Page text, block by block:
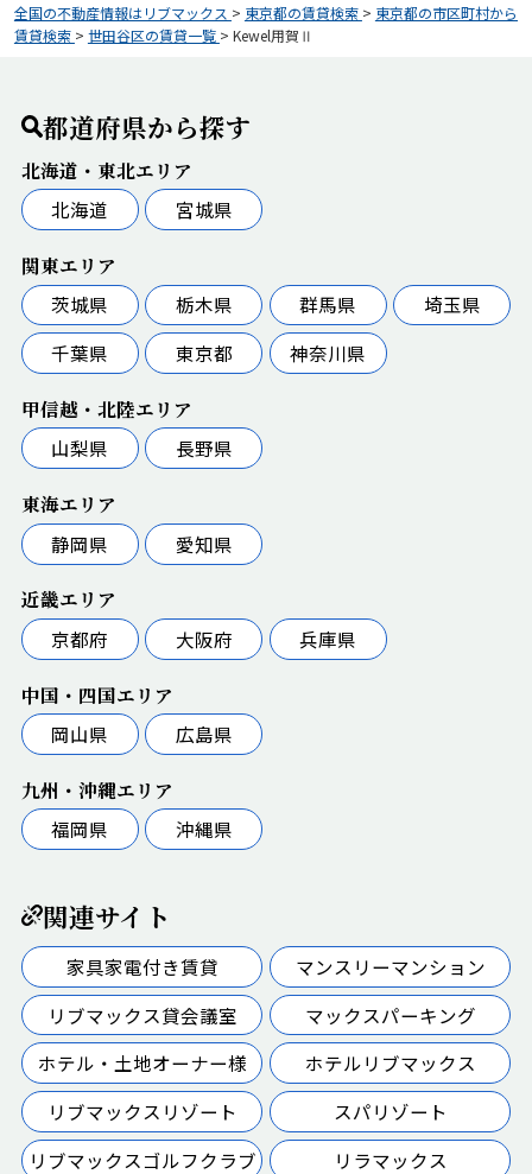
全国の不動産情報はリブマックス > 東京都の賃貸検索 > 東京都の市区町村から
賃貸検索 > 世田谷区の賃貸一覧 > Kewel用賀Ⅱ
都道府県から探す
北海道・東北エリア
北海道
宮城県
関東エリア
茨城県
栃木県 群馬県
埼玉県
千葉県
東京都 神奈川県
甲信越・北陸エリア
山梨県
長野県
東海エリア
静岡県
愛知県
近畿エリア
京都府
大阪府 兵庫県
中国・四国エリア
岡山県
広島県
九州・沖縄エリア
福岡県
沖縄県
関連サイト
家具家電付き賃貸
マンスリーマンション
リブマックス貸会議室
マックスパーキング
ホテル・土地オーナー様
ホテルリブマックス
リブマックスリゾート
スパリゾート
リブマックスゴルフクラブ
リラマックス